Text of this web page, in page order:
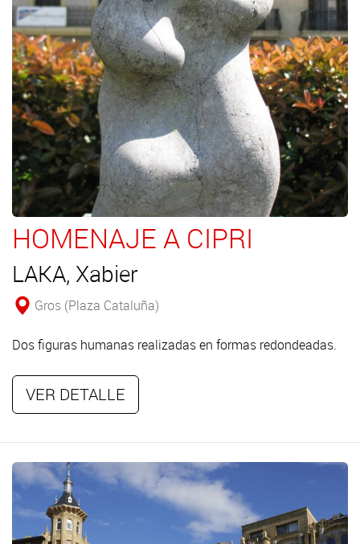
HOMENAJE A CIPRI
LAKA, Xabier
Gros (Plaza Cataluña)
Dos figuras humanas realizadas en formas redondeadas.
VER DETALLE